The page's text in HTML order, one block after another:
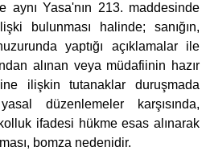
aynı Yasa'nın 213. maddesinde
bulunması halinde; sanığın,
yaptığı açıklamalar ile
alınan veya müdafiinin hazır
ilişkin tutanaklar duruşmada
düzenlemeler karşısında,
ifadesi hükme esas alınarak
bomza nedenidir.